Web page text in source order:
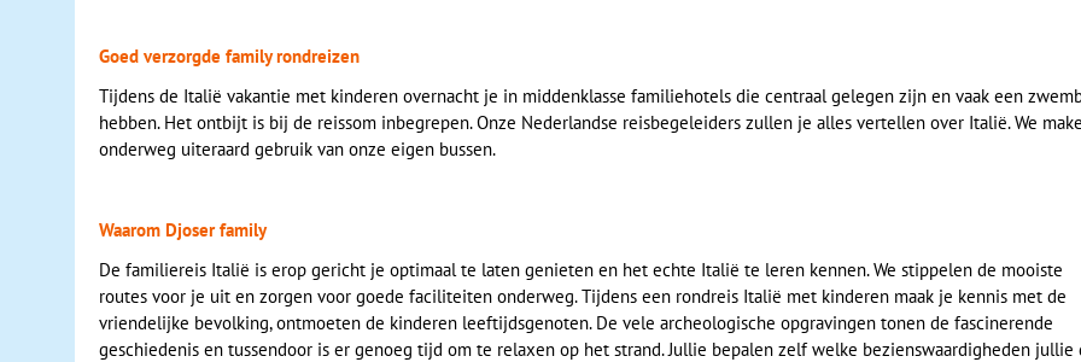
Goed verzorgde family rondreizen
Tijdens de Italië vakantie met kinderen overnacht je in middenklasse familiehotels die centraal gelegen zijn en vaak een
hebben. Het ontbijt is bij de reissom inbegrepen. Onze Nederlandse reisbegeleiders zullen je alles vertellen over Italië. We
onderweg uiteraard gebruik van onze eigen bussen.
Waarom Djoser family
De familiereis Italië is erop gericht je optimaal te laten genieten en het echte Italië te leren kennen. We stippelen de mooiste
routes voor je uit en zorgen voor goede faciliteiten onderweg. Tijdens een rondreis Italië met kinderen maak je kennis met de
vriendelijke bevolking, ontmoeten de kinderen leeftijdsgenoten. De vele archeologische opgravingen tonen de fascinerende
geschiedenis en tussendoor is er genoeg tijd om te relaxen op het strand. Jullie bepalen zelf welke bezienswaardigheden jullie